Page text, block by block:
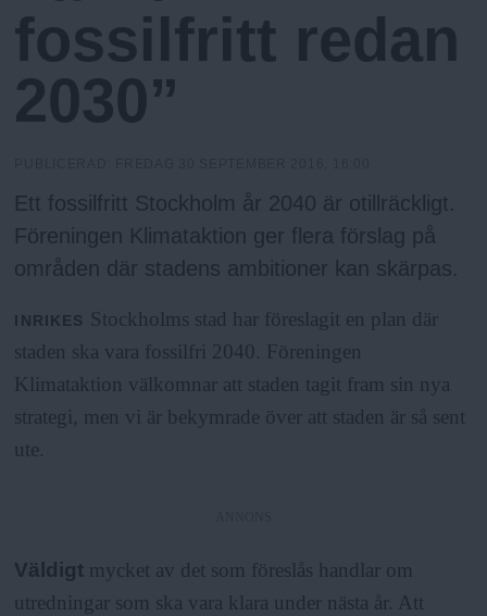
h
o
l
m
s
F
r
i
y
fossilfritt redan
2030”
Ett fossilfritt Stockholm år 2040 är otillräckligt.
Föreningen Klimataktion ger flera förslag på
områden där stadens ambitioner kan skärpas.
INRIKES
Stockholms stad har föreslagit en plan där
staden ska vara fossilfri 2040. Föreningen
Klimataktion välkomnar att staden tagit fram sin nya
strategi, men vi är bekymrade över att staden är så sent
ute.
Väldigt mycket av det som föreslås handlar om
utredningar som ska vara klara under nästa år. Att